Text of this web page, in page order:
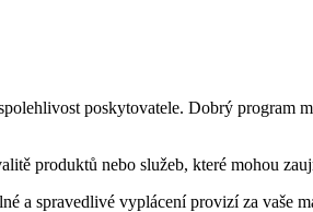
poskytovatele. Dobrý program
produktů nebo služeb, které mohou
a spravedlivé vyplácení provizí za vaše